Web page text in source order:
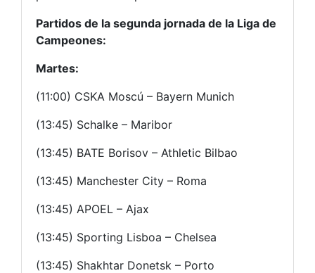
Partidos de la segunda jornada de la Liga de
Campeones:
Martes:
(11:00) CSKA Moscú – Bayern Munich
(13:45) Schalke – Maribor
(13:45) BATE Borisov – Athletic Bilbao
(13:45) Manchester City – Roma
(13:45) APOEL – Ajax
(13:45) Sporting Lisboa – Chelsea
(13:45) Shakhtar Donetsk – Porto